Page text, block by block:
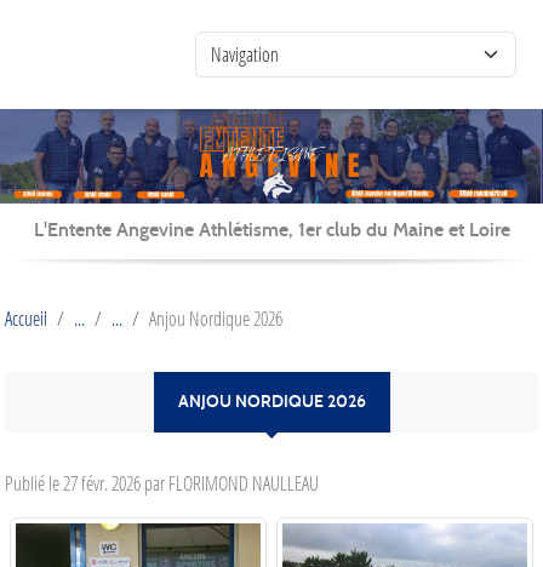
L'Entente Angevine Athlétisme, 1er club du Maine et Loire
Accueil Anjou Nordique 2026
ANJOU NORDIQUE 2026
Publié le27 févr. 2026par FLORIMOND NAULLEAU